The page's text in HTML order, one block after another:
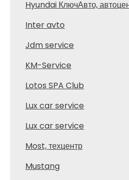
Hyundai КлючАвто,
Inter avto
Jdm service
KM-Service
Lotos SPA Club
Lux car service
Lux car service
Most, техцентр
Mustang